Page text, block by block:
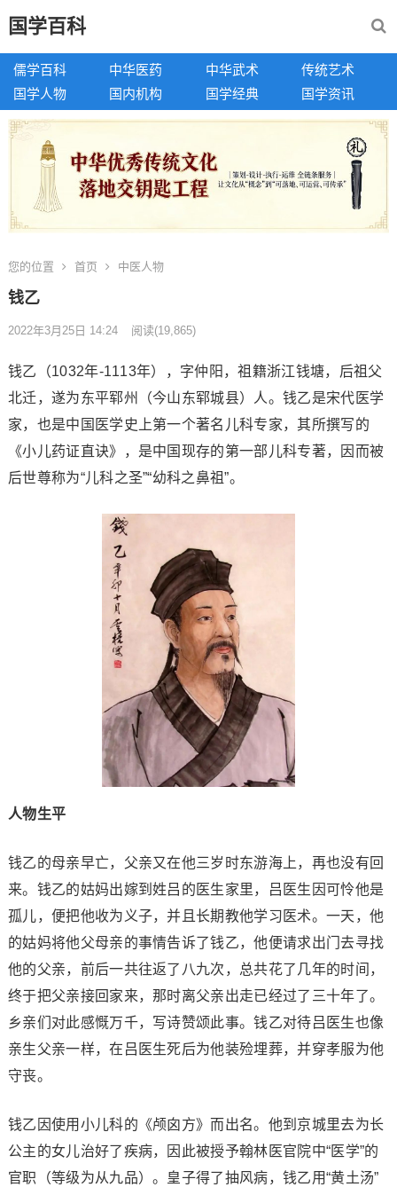
国学百科
儒学百科 中华医药 中华武术
传统艺术
国学人物
国内机构 国学经典 国学资讯
您的位置 首页 中医人物
钱乙
2022年3月25日 14:24 阅读(19,865)
钱乙（1032年-1113年），字仲阳，祖籍浙江钱塘，后祖父
北迁，遂为东平郓州（今山东郓城县）人。钱乙是宋代医学
家，也是中国医学史上第一个著名儿科专家，其所撰写的
《小儿药证直诀》，是中国现存的第一部儿科专著，因而被
后世尊称为“儿科之圣”“幼科之鼻祖”。
人物生平
钱乙的母亲早亡，父亲又在他三岁时东游海上，再也没有回
来。钱乙的姑妈出嫁到姓吕的医生家里，吕医生因可怜他是
孤儿，便把他收为义子，并且长期教他学习医术。一天，他
的姑妈将他父母亲的事情告诉了钱乙，他便请求出门去寻找
他的父亲，前后一共往返了八九次，总共花了几年的时间，
终于把父亲接回家来，那时离父亲出走已经过了三十年了。
乡亲们对此感慨万千，写诗赞颂此事。钱乙对待吕医生也像
亲生父亲一样，在吕医生死后为他装殓埋葬，并穿孝服为他
守丧。
钱乙因使用小儿科的《颅囟方》而出名。他到京城里去为长
公主的女儿治好了疾病，因此被授予翰林医官院中“医学”的
官职（等级为从九品）。皇子得了抽风病，钱乙用“黄土汤”